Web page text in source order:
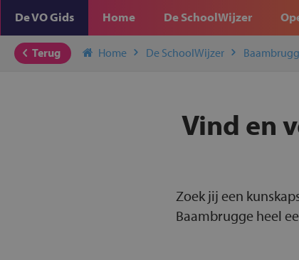
De VO Gids Home De SchoolWijzer
Terug Home De SchoolWijzer
Vind en
Zoek jij een
Baambrugge heel